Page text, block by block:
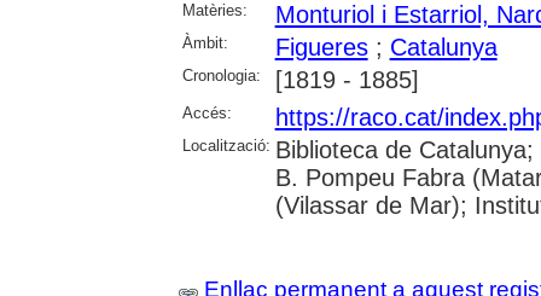
Matèries:
Monturiol i Estarriol,
Àmbit: Figueres; Catalunya
Cronologia: [1819 - 1885]
Accés: https://raco.cat/
Localització: Biblioteca de
B. Pompeu Fabra
(Vilassar de Mar);
Enllaç permanent a aquest